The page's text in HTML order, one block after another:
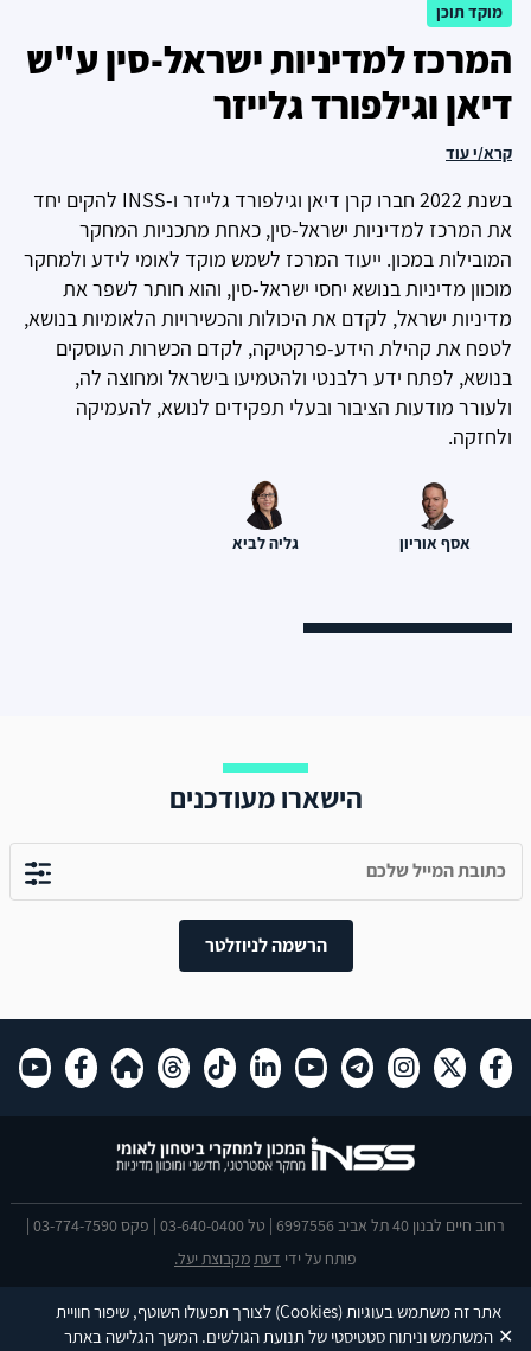
אתר זה משתמש בעוגיות(Cookies) לצורך תפעולו השוטף, שיפור חוויית
המשתמש וניתוח סטטיסטי של תנועת הגולשים. המשך הגלישה באתר ✕
מוקד תוכן
המרכז למדיניות ישראל-סין ע"ש
דיאן וגילפורד גלייזר
קרא/י עוד
בשנת 2022 חברו קרן דיאן וגילפורד גלייזר ו-INSS להקים יחד
את המרכז למדיניות ישראל-סין, כאחת מתכניות המחקר
המובילות במכון. ייעוד המרכז לשמש מוקד לאומי לידע ולמחקר
מוכוון מדיניות בנושא יחסי ישראל-סין, והוא חותר לשפר את
מדיניות ישראל, לקדם את היכולות והכשירויות הלאומיות בנושא,
לטפח את קהילת הידע-פרקטיקה, לקדם הכשרות העוסקים
בנושא, לפתח ידע רלבנטי ולהטמיעו בישראל ומחוצה לה,
ולעורר מודעות הציבור ובעלי תפקידים לנושא, להעמיקה
ולחזקה.
אסף אוריון גליה לביא
הישארו מעודכנים
הרשמה לניוזלטר
רחוב חיים לבנון 40 תל אביב 6997556 | טל 03-640-0400 | פקס 03-774-7590 |
פותח על ידי דעתמקבוצת יעל.
This site is protected by reCAPTCHA and the Google Privacy Policyand